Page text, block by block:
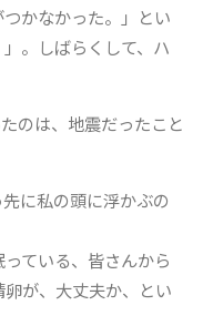
かなかった。」とい
。しばらくして、ハ
のは、地震だったこと
に私の頭に浮かぶの
ている、皆さんから
が、大丈夫か、とい